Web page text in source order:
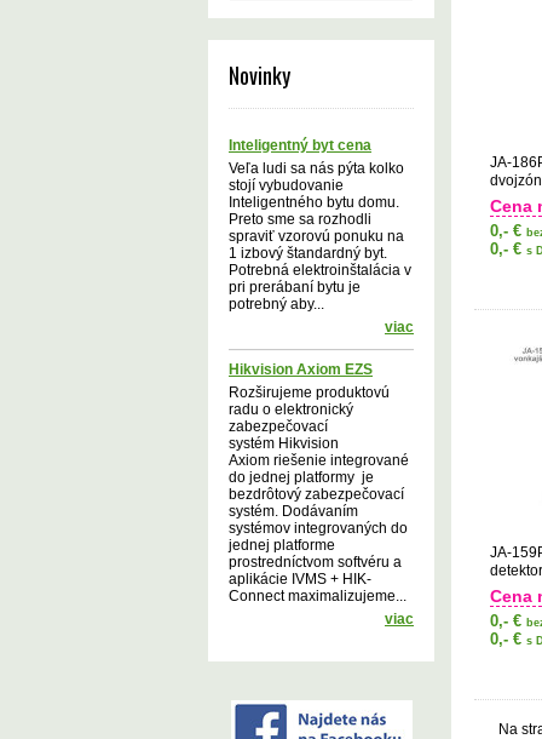
Novinky
Inteligentný byt cena
Veľa ludi sa nás pýta kolko
stojí vybudovanie
Inteligentného bytu domu.
Preto sme sa rozhodli
spraviť vzorovú ponuku na
1 izbový štandardný byt.
Potrebná elektroinštalácia v
pri prerábaní bytu je
potrebný aby...
viac
Hikvision Axiom EZS
Rozširujeme produktovú
radu o elektronický
zabezpečovací
systém Hikvision
Axiom riešenie integrované
do jednej platformy je
bezdrôtový zabezpečovací
systém. Dodávaním
systémov integrovaných do
jednej platforme
prostredníctvom softvéru a
aplikácie IVMS + HIK-
Connect maximalizujeme...
viac
JA-
pohybu
Cena
0,- €
0,- € s
JA-
Cena
0,- €
0,- € s
Na